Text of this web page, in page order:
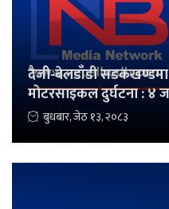
दैजी-बेलडाँडी
मोटरसाइकल दुर्घटना : ४
बुधबार, जेठ १३, २०८३